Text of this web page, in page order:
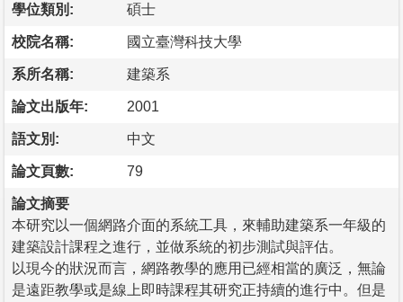
學位類別: 碩士
校院名稱: 國立臺灣科技大學
系所名稱: 建築系
論文出版年: 2001
語文別: 中文
論文頁數: 79
論文摘要
本研究以一個網路介面的系統工具，來輔助建築系一年級的
建築設計課程之進行，並做系統的初步測試與評估。
以現今的狀況而言，網路教學的應用已經相當的廣泛，無論
是遠距教學或是線上即時課程其研究正持續的進行中。但是